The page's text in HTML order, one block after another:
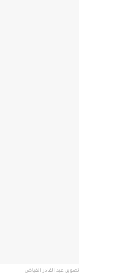
تصوير: عبد القادر الفياض